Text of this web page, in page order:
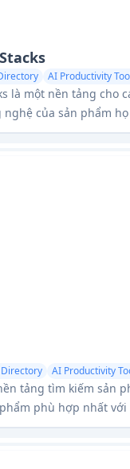
AI Productivity
là một nền tảng cho
của sản phẩm
dụng bởi các indie
thành công.
AI Productivity
tảng tìm kiếm sản
phù hợp nhất với